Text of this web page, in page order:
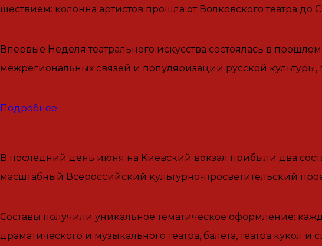
шествием: колонна артистов прошла от Волковского театра до
Впервые Неделя театрального искусства состоялась в
межрегиональных связей и популяризации русской
Подробнее
В последний день июня на Киевский вокзал прибыли два
масштабный Всероссийский культурно-просветительский
Составы получили уникальное тематическое оформление:
драматического и музыкального театра, балета, театра кукол и